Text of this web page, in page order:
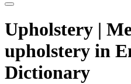
Upholstery |
upholstery in
Dictionary